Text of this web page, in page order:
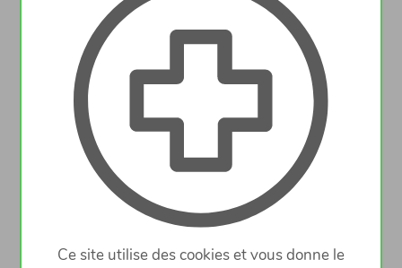
titulaire M. Freddy PONCIN, pour renforcer
son équipe,
ASSISTANT(E) ou AIDE en PHARMACIE
DIPLÔME(E) ou PREPARATEUR(TRICE)
Ce site utilise des cookies et vous donne le